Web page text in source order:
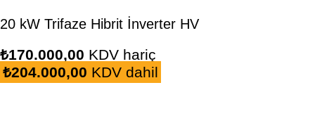
20 kW Trifaze Hibrit İnverter HV
₺170.000,00 KDV hariç
₺204.000,00 KDV dahil